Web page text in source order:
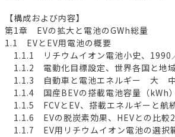
【構成および内容】
第1章 EVの拡大と電池のGWh総量
1.1 EVとEV用電池の概要
1.1.1 リチウムイオン電池小史、1990
1.1.2 電動化目標設定、世界各国と地域
1.1.3 自動車と電池エネルギー 大
1.1.4 国産BEVの搭載電池容量（kWh）
1.1.5 FCVとEV、搭載エネルギーと航続
1.1.6 EVの脱炭素効果、HEVとの比較
1.1.7 EV用リチウムイオン電池の選択